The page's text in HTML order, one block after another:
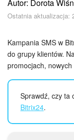
Poczta
Zadania i
CRM
Dysk
Autor: Dorota
Ostatnia aktualizacja:
Kampania SMS w
do grupy klientów.
promocjach,
Sprawdź, czy ta
Bitrix24.